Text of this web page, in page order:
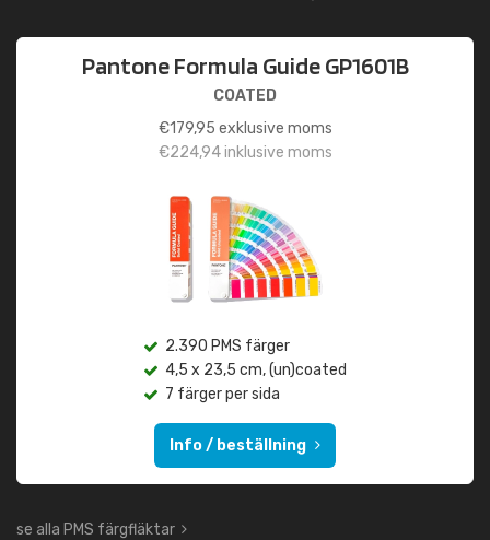
Pantone Formula Guide GP1601B
COATED
€179,95 exklusive moms
€224,94inklusive moms
2.390 PMS färger
4,5 x 23,5 cm, (un)coated
7 färger per sida
Info / beställning
se alla PMS färgfläktar